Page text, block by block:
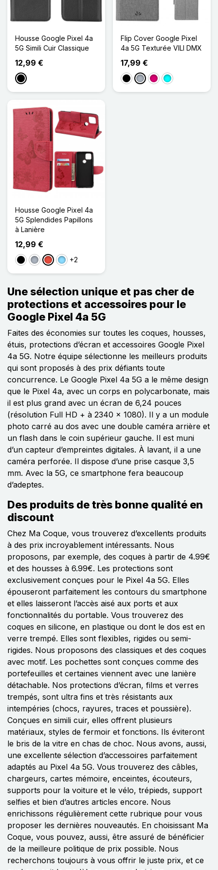
Housse Google Pixel 4a
5G Simili Cuir Classique
12,99 €
Noir
Flip Cover Google Pixel
4a 5G Texturée VILI DMX
17,99 €
NoirGris Magenta
Cyan
Housse Google Pixel 4a
5G Splendides Papillons
à Lanière
12,99 €
NoirGris RougeBleu Clair
+2
Une sélection unique et pas cher de
protections et accessoires pour le
Google Pixel 4a 5G
Faites des économies sur toutes les coques, housses,
étuis, protections d’écran et accessoires Google Pixel
4a 5G. Notre équipe sélectionne les meilleurs produits
qui sont proposés à des prix défiants toute
concurrence. Le Google Pixel 4a 5G a le même design
que le Pixel 4a, avec un corps en polycarbonate, mais
il est plus grand avec un écran de 6,24 pouces
(résolution Full HD + à 2340 x 1080). Il y a un module
photo carré au dos avec une double caméra arrière et
un flash dans le coin supérieur gauche. Il est muni
d’un capteur d’empreintes digitales. À lavant, il a une
caméra perforée. Il dispose d’une prise casque 3,5
mm. Avec la 5G, ce smartphone fera beaucoup
d’adeptes.
Des produits de très bonne qualité en
discount
Chez Ma Coque, vous trouverez d’excellents produits
à des prix incroyablement intéressants. Nous
proposons, par exemple, des coques à partir de 4.99€
et des housses à 6.99€. Les protections sont
exclusivement conçues pour le Pixel 4a 5G. Elles
épouseront parfaitement les contours du smartphone
et elles laisseront l’accès aisé aux ports et aux
fonctionnalités du portable. Vous trouverez des
coques en silicone, en plastique ou dont le dos est en
verre trempé. Elles sont flexibles, rigides ou semi-
rigides. Nous proposons des classiques et des coques
avec motif. Les pochettes sont conçues comme des
portefeuilles et certaines viennent avec une lanière
détachable. Nos protections d’écran, films et verres
trempés, sont ultra fins et très résistants aux
intempéries (chocs, rayures, traces et poussière).
Conçues en simili cuir, elles offrent plusieurs
matériaux, styles de fermoir et fonctions. Ils éviteront
le bris de la vitre en chas de choc. Nous avons, aussi,
une excellente sélection d’accessoires parfaitement
adaptés au Pixel 4a 5G. Vous trouverez des câbles,
chargeurs, cartes mémoire, enceintes, écouteurs,
supports pour la voiture et le vélo, trépieds, support
selfies et bien d’autres articles encore. Nous
enrichissons régulièrement cette rubrique pour vous
proposer les dernières nouveautés. En choisissant Ma
Coque, vous pouvez, aussi, être assuré de bénéficier
de la meilleure politique de prix possible. Nous
recherchons toujours à vous offrir le juste prix, et ce